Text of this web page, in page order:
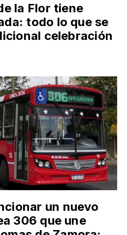
la Flor tiene
todo lo que se
celebración
un nuevo
306 que une